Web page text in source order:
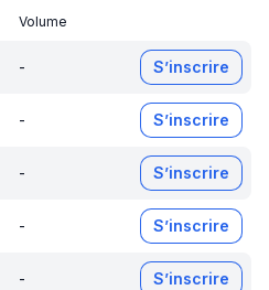
Volume
- S’inscrire
- S’inscrire
- S’inscrire
- S’inscrire
- S’inscrire